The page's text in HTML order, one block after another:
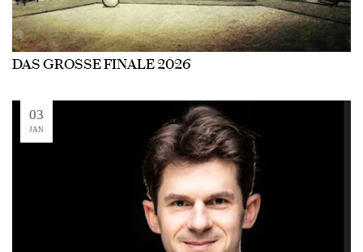
DAS GROSSE FINALE 2026
03
JAN